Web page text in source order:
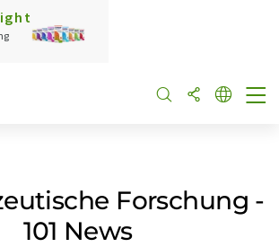
Forschung -
101 News